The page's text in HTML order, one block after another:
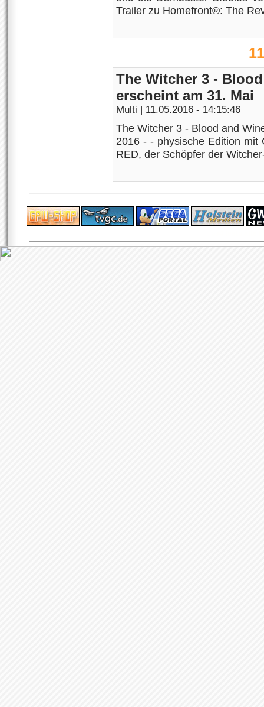
Trailer zu Homefront®: The
The Witcher 3 -
erscheint am 31. Mai
Multi | 11.05.2016 - 14:15:46
The Witcher 3 - Blood and
2016 - - physische Edition mit
RED, der Schöpfer der